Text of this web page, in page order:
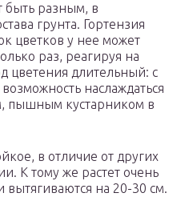
быть разным, в
грунта. Гортензия
цветков у нее может
раз, реагируя на
цветения длительный: с
наслаждаться
пышным кустарником в
в отличие от других
К тому же растет очень
на 20-30 см.